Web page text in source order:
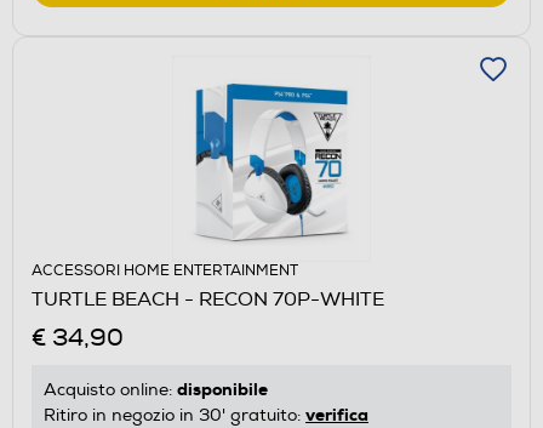
ACCESSORI HOME ENTERTAINMENT
TURTLE BEACH - RECON 70P-WHITE
€ 34,90
Acquisto online: disponibile
Ritiro in negozio in 30' gratuito: verifica